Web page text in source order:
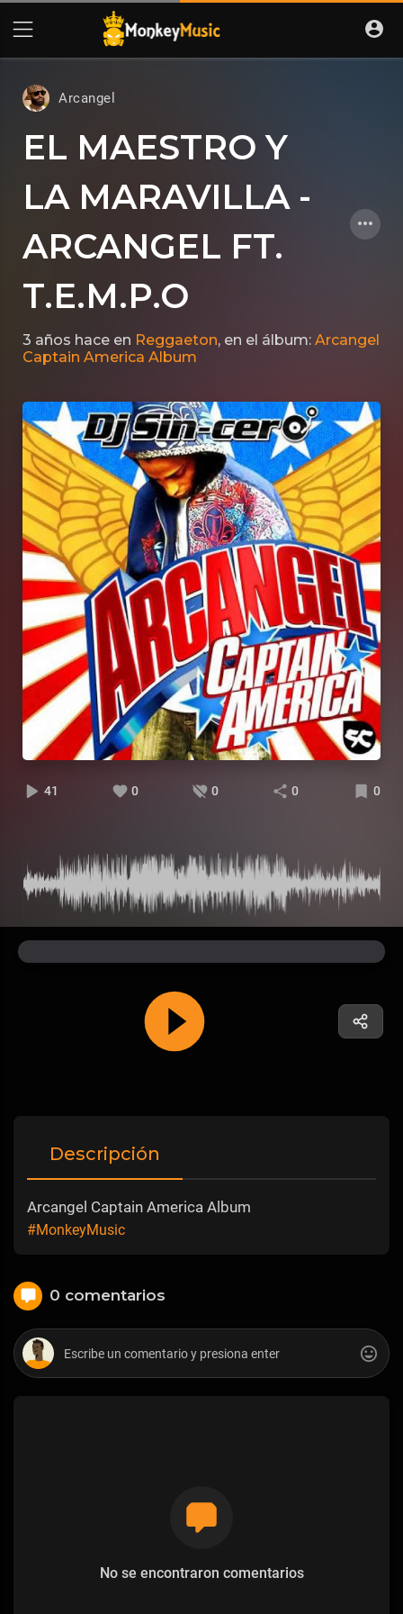
Arcangel
EL MAESTRO Y
LA MARAVILLA -
ARCANGEL FT.
T.E.M.P.O
3 años hace en Reggaeton, en el álbum: Arcangel
Captain America Album
41 0 0 0 0
Descripción
Arcangel Captain America Album
#MonkeyMusic
0 comentarios
No se encontraron comentarios